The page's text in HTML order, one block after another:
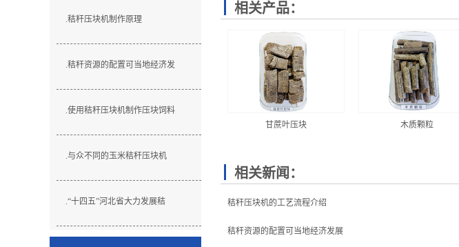
.秸秆压块机制作原理
.秸秆资源的配置可当地经济发
.使用秸秆压块机制作压块饲料
.与众不同的玉米秸秆压块机
.“十四五”河北省大力发展秸
相关产品：
甘蔗叶压块 木质颗粒
相关新闻：
秸秆压块机的工艺流程介绍
秸秆资源的配置可当地经济发展